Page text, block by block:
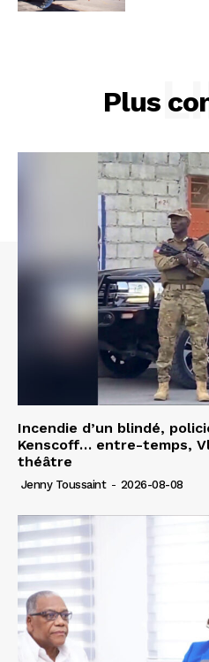
Plus
Incendie d’un blindé,
Kenscoff… entre-temps,
théâtre
Jenny Toussaint - 2026-08-08